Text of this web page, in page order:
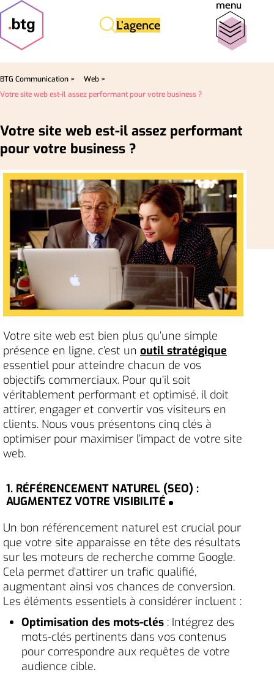
L'agence
menu
BTG Communication >
Web >
Votre site web est-il assez performant pour votre business ?
Votre site web est-il assez performant
pour votre business ?
Votre site web est bien plus qu’une simple
présence en ligne, c’est un outil stratégique
essentiel pour atteindre chacun de vos
objectifs commerciaux. Pour qu’il soit
véritablement performant et optimisé, il doit
attirer, engager et convertir vos visiteurs en
clients. Nous vous présentons cinq clés à
optimiser pour maximiser l’impact de votre site
web.
1. RÉFÉRENCEMENT NATUREL (SEO) :
AUGMENTEZ VOTRE VISIBILITÉ
Un bon référencement naturel est crucial pour
que votre site apparaisse en tête des résultats
sur les moteurs de recherche comme Google.
Cela permet d’attirer un trafic qualifié,
augmentant ainsi vos chances de conversion.
Les éléments essentiels à considérer incluent :
Optimisation des mots-clés : Intégrez des
mots-clés pertinents dans vos contenus
pour correspondre aux requêtes de votre
audience cible.